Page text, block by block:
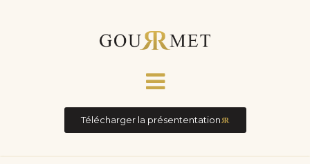
Télécharger la présententation